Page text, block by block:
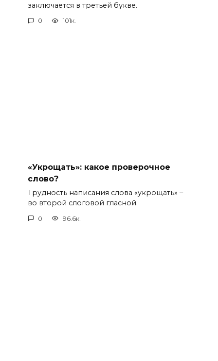
заключается в третьей букве.
0 101к.
«Укрощать»: какое проверочное
слово?
Трудность написания слова «укрощать» –
во второй слоговой гласной.
0 96.6к.